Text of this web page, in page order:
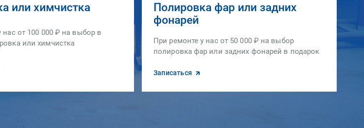
или химчистка
нас от 100 000 ₽ на выбор в
или химчистка
Полировка фар или задних
фонарей
При ремонте у нас от 50 000 ₽ на выбор
полировка фар или задних фонарей в подарок
Записаться